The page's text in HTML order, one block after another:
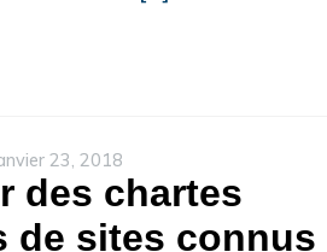
23, 2018
des chartes
de sites connus